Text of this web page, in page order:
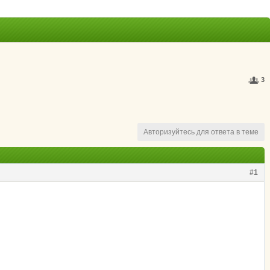
3
Авторизуйтесь для ответа в теме
#1